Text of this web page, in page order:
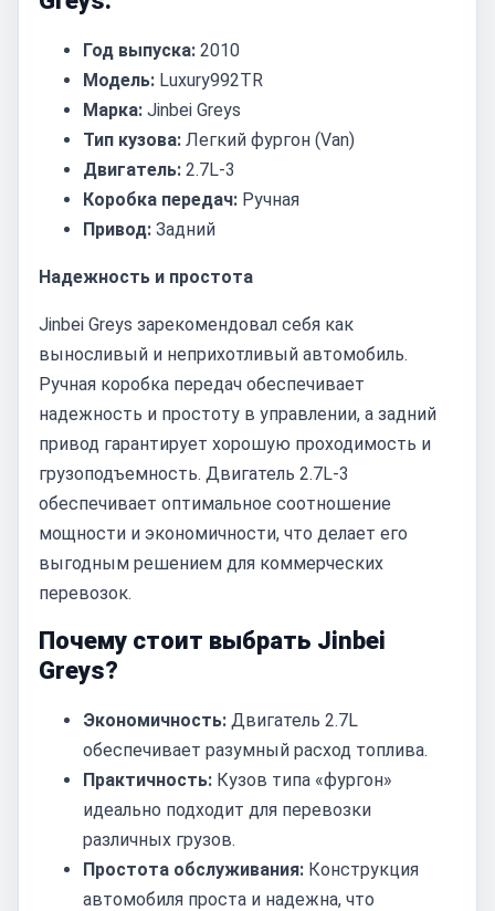
Год выпуска: 2010
Модель: Luxury992TR
Марка: Jinbei Greys
Тип кузова: Легкий фургон (Van)
Двигатель: 2.7L-3
Коробка передач: Ручная
Привод: Задний
Надежность и простота
Jinbei Greys зарекомендовал себя как
выносливый и неприхотливый автомобиль.
Ручная коробка передач обеспечивает
надежность и простоту в управлении, а задний
привод гарантирует хорошую проходимость и
грузоподъемность. Двигатель 2.7L-3
обеспечивает оптимальное соотношение
мощности и экономичности, что делает его
выгодным решением для коммерческих
перевозок.
Почему стоит выбрать Jinbei
Greys?
Экономичность: Двигатель 2.7L
обеспечивает разумный расход топлива.
Практичность: Кузов типа «фургон»
идеально подходит для перевозки
различных грузов.
Простота обслуживания: Конструкция
автомобиля проста и надежна, что